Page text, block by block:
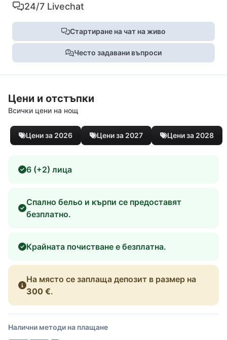
24/7 Livechat
Стартиране на чат на живо
Често задавани въпроси
Цени и отстъпки
Всички цени на нощ
Цени за 2026 Цени за 2027 Цени за 2028
6 (+2) лица
Спално бельо и кърпи се предоставят
безплатно.
Крайната почистване е безплатна.
На място се заплаща депозит в размер на
300 €.
Налични методи на плащане